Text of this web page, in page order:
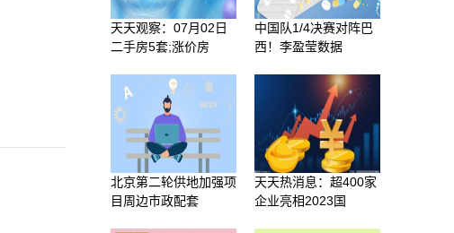
天天观察：07月02日
二手房5套;涨价房
中国队1/4决赛对阵巴
西！李盈莹数据
北京第二轮供地加强项
目周边市政配套
天天热消息：超400家
企业亮相2023国